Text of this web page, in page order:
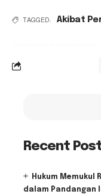
TAGGED: Akibat
Recent
Hukum Memukul
dalam Pandangan